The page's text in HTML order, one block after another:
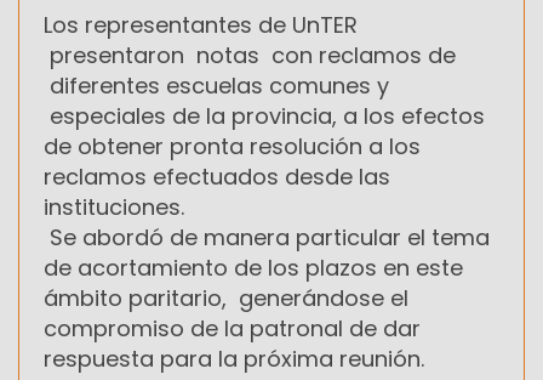
Los representantes de UnTER
presentaron notas con reclamos de
diferentes escuelas comunes y
especiales de la provincia, a los efectos
de obtener pronta resolución a los
reclamos efectuados desde las
instituciones.
Se abordó de manera particular el tema
de acortamiento de los plazos en este
ámbito paritario, generándose el
compromiso de la patronal de dar
respuesta para la próxima reunión.